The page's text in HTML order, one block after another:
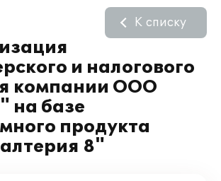
и налогового
компании ООО
на базе
продукта
8"
К списку